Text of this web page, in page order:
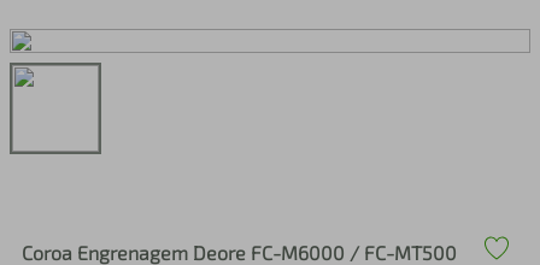
Coroa Engrenagem Deore FC-M6000 / FC-MT500